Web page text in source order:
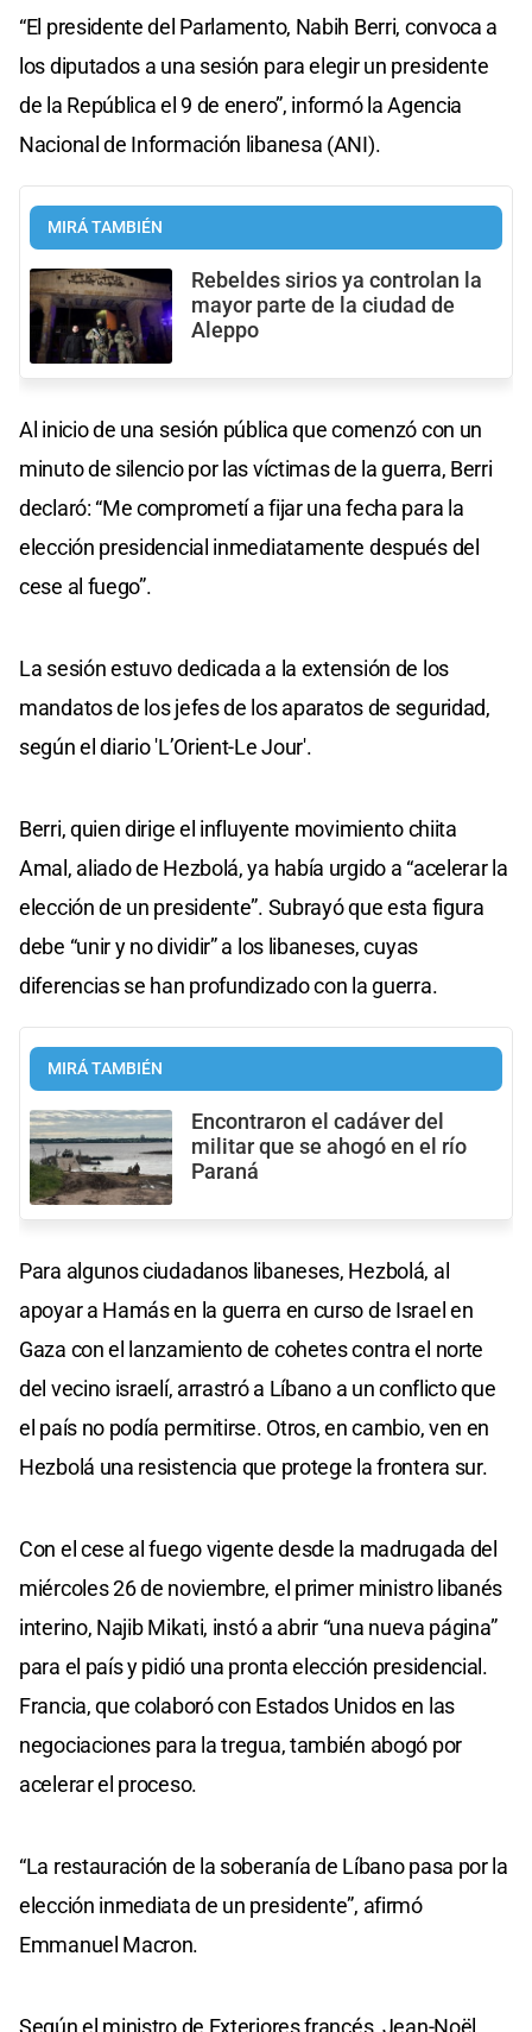
“El presidente del Parlamento, Nabih Berri, convoca a
los diputados a una sesión para elegir un presidente
de la República el 9 de enero”, informó la Agencia
Nacional de Información libanesa (ANI).
MIRÁ TAMBIÉN
Rebeldes sirios ya controlan la
mayor parte de la ciudad de
Aleppo
Al inicio de una sesión pública que comenzó con un
minuto de silencio por las víctimas de la guerra, Berri
declaró: “Me comprometí a fijar una fecha para la
elección presidencial inmediatamente después del
cese al fuego”.
La sesión estuvo dedicada a la extensión de los
mandatos de los jefes de los aparatos de seguridad,
según el diario 'L’Orient-Le Jour'.
Berri, quien dirige el influyente movimiento chiita
Amal, aliado de Hezbolá, ya había urgido a “acelerar la
elección de un presidente”. Subrayó que esta figura
debe “unir y no dividir” a los libaneses, cuyas
diferencias se han profundizado con la guerra.
MIRÁ TAMBIÉN
Encontraron el cadáver del
militar que se ahogó en el río
Paraná
Para algunos ciudadanos libaneses, Hezbolá, al
apoyar a Hamás en la guerra en curso de Israel en
Gaza con el lanzamiento de cohetes contra el norte
del vecino israelí, arrastró a Líbano a un conflicto que
el país no podía permitirse. Otros, en cambio, ven en
Hezbolá una resistencia que protege la frontera sur.
Con el cese al fuego vigente desde la madrugada del
miércoles 26 de noviembre, el primer ministro libanés
interino, Najib Mikati, instó a abrir “una nueva página”
para el país y pidió una pronta elección presidencial.
Francia, que colaboró con Estados Unidos en las
negociaciones para la tregua, también abogó por
acelerar el proceso.
“La restauración de la soberanía de Líbano pasa por la
elección inmediata de un presidente”, afirmó
Emmanuel Macron.
Según el ministro de Exteriores francés, Jean-Noël